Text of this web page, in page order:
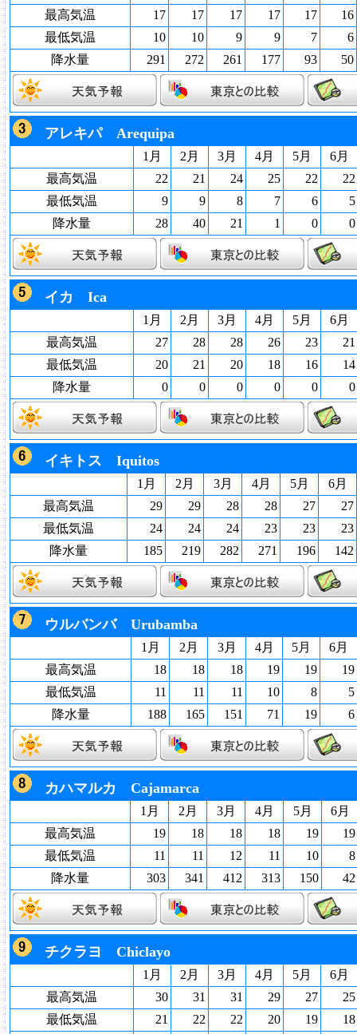
最高気温
17 17 17 17 17
16
最低気温
10 10 9 9 7
6
降水量
291 272 261 177 93 50
アレキパ Arequipa
1月 2月 3月 4月 5月
6月
最高気温
22 21 24 25 22
22
最低気温
9 9 8 7 6
5
降水量
28 40 21 1 0 0
イカ Ica
1月 2月 3月 4月 5月
6月
最高気温
27 28 28 26 23
21
最低気温
20 21 20 18 16
14
降水量
0 0 0 0 0 0
イキトス Iquitos
1月 2月 3月 4月 5月
6月
最高気温
29 29 28 28 27
27
最低気温
24 24 24 23 23
23
降水量
185 219 282 271 196 142
ウルバンバ Urubamba
1月 2月 3月 4月 5月
6月
最高気温
18 18 18 19 19
19
最低気温
11 11 11 10 8
5
降水量
188 165 151 71 19 6
カハマルカ Cajamarca
1月 2月 3月 4月 5月
6月
最高気温
19 18 18 18 19
19
最低気温
11 11 12 11 10
8
降水量
303 341 412 313 150 42
チクラヨ Chiclayo
1月 2月 3月 4月 5月
6月
最高気温
30 31 31 29 27
25
最低気温
21 22 22 20 19 18